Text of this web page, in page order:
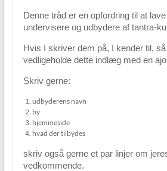
Denne tråd er en opfordring til at
undervisere og udbydere af tantra-
Hvis I skriver dem på, I kender til,
vedligeholde dette indlæg med en
Skriv gerne:
udbyderens navn
by
hjemmeside
hvad der tilbydes
skriv også gerne et par linjer om
vedkommende.